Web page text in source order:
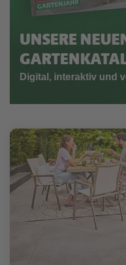
UNSERE
Digital, interaktiv und